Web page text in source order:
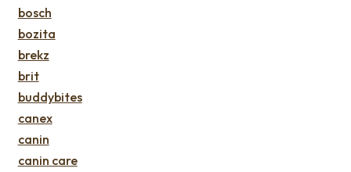
bosch
bozita
brekz
brit
buddybites
canex
canin
canin care